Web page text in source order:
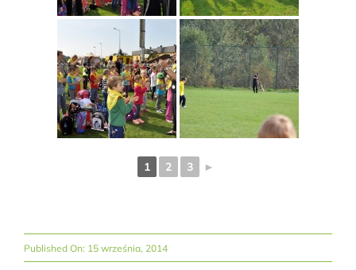
1 2 3 ►
Published On: 15 września, 2014